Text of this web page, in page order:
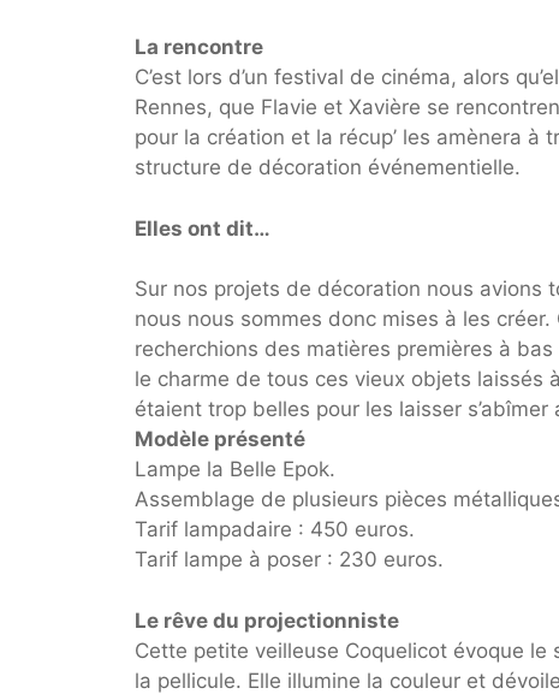
La rencontre
C’est lors d’un festival de cinéma, alors
Rennes, que Flavie et Xavière se
pour la création et la récup’ les amènera
structure de décoration événementielle.
Elles ont dit…
Sur nos projets de décoration nous avions
nous nous sommes donc mises à les
recherchions des matières premières à
le charme de tous ces vieux objets laissés
étaient trop belles pour les laisser s’abîmer
Modèle présenté
Lampe la Belle Epok.
Assemblage de plusieurs pièces
Tarif lampadaire : 450 euros.
Tarif lampe à poser : 230 euros.
Le rêve du projectionniste
Cette petite veilleuse Coquelicot évoque le
la pellicule. Elle illumine la couleur et